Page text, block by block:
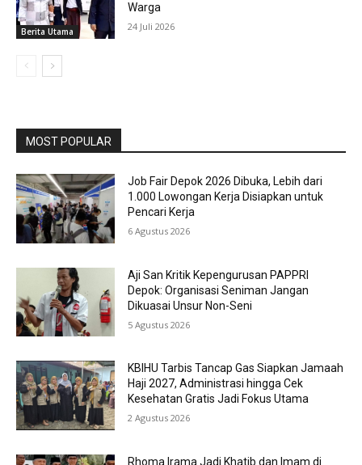
Berita Utama
Warga
24 Juli 2026
MOST POPULAR
Job Fair Depok 2026 Dibuka, Lebih dari
1.000 Lowongan Kerja Disiapkan untuk
Pencari Kerja
6 Agustus 2026
Aji San Kritik Kepengurusan PAPPRI
Depok: Organisasi Seniman Jangan
Dikuasai Unsur Non-Seni
5 Agustus 2026
KBIHU Tarbis Tancap Gas Siapkan Jamaah
Haji 2027, Administrasi hingga Cek
Kesehatan Gratis Jadi Fokus Utama
2 Agustus 2026
Rhoma Irama Jadi Khatib dan Imam di